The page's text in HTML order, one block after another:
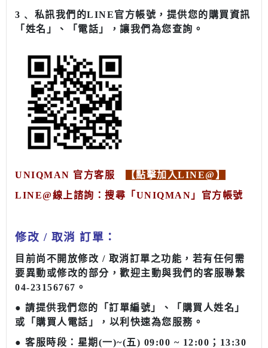
3 ﹑ 私訊我們的LINE官方帳號 ，提供您的購買資訊
「姓名」、「電話」，讓我們為您查詢。
UNIQMAN 官方客服
【點擊加入LINE@】
LINE@線上諮詢：搜尋「UNIQMAN 」官方帳號
修改 / 取消 訂單：
目前尚不開放修改 / 取消訂單之功能，若有任何需
要異動或修改的部分，歡迎主動與我們的客服聯繫
04-23156767 。
● 請提供我們您的「訂單編號」、「購買人姓名」
或「購買人電話」，以利快速為您服務。
● 客服時段： 星期(一)~(五) 09:00 ~ 12:00；13:30